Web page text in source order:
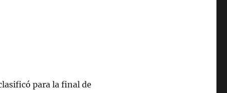
para la final de